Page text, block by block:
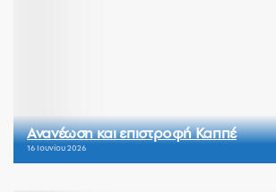
Ανανέωση και επιστροφή Καππέ
16 Ιουνίου 2026